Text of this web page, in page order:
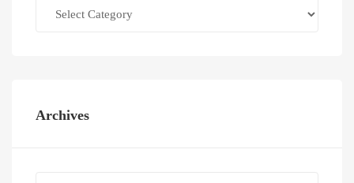
Archives